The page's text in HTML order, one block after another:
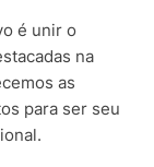
é unir o
na
as
para ser seu